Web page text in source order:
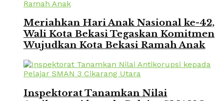
Meriahkan Hari Anak Nasional ke-42,
Wali Kota Bekasi Tegaskan Komitmen
Wujudkan Kota Bekasi Ramah Anak
Inspektorat Tanamkan Nilai